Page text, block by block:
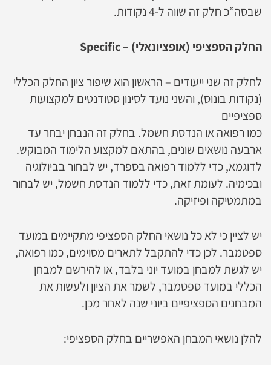
שבסה”כ חלק זה שווה ל-4 נקודות.
החלק הספציפי (אופציונאלי) – Specific
לחלק זה שני ייעודים – הראשון הוא שיפור ציון החלק הכללי
(נקודות בונוס), והשני נועד לסינון סטודנטים למקצועות
ספציפיים
כמו רפואה או הנדסת חשמל. בחלק זה הנבחן יבחר עד
ארבעה נושאים שונים, בהתאם למקצוע הלימוד המבוקש.
לדוגמא, כדי ללמוד רפואה בספרד, יש לבחור בביולוגיה
ובכימיה. לעומת זאת, כדי ללמוד הנדסת חשמל, יש לבחור
במתמטיקה ופיזיקה.
יש לציין כי לא כל נושאי החלק הספציפי מתקיימים במועד
ספטמבר. לכן כדי להתקבל לתארים מסוימים, כמו רפואה,
יש לגשת למבחן במועד יוני בלבד, או להירשם למבחן
הכללי במועד ספטמבר, לשמר את הציון ולעשות את
המבחנים הספציפיים ביוני שנה לאחר מכן.
להלן נושאי המבחן האפשריים בחלק הספציפי: